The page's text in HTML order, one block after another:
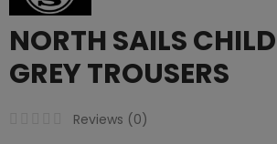
NORTH SAILS
GREY TROUSERS
Reviews (0)